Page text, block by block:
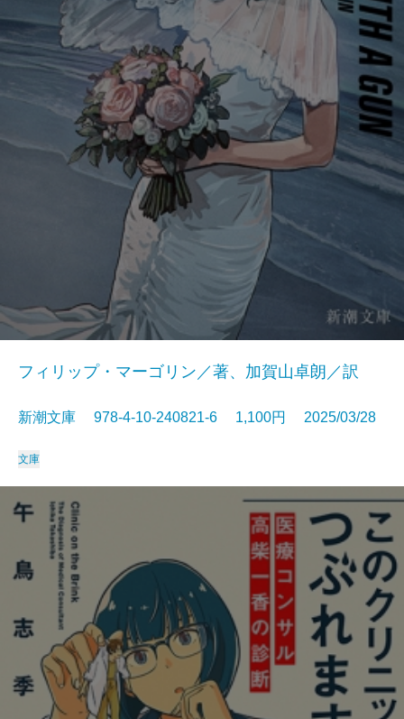
フィリップ・マーゴリン／著、加賀山卓朗／訳
新潮文庫 978-4-10-240821-6 1,100円 2025/03/28
文庫